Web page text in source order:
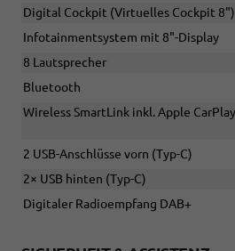
Digital Cockpit (Virtuelles Cockpit 8")
Infotainmentsystem mit 8"-Display
8 Lautsprecher
Bluetooth
Wireless SmartLink inkl. Apple
2 USB-Anschlüsse vorn (Typ-C)
2× USB hinten (Typ-C)
Digitaler Radioempfang DAB+